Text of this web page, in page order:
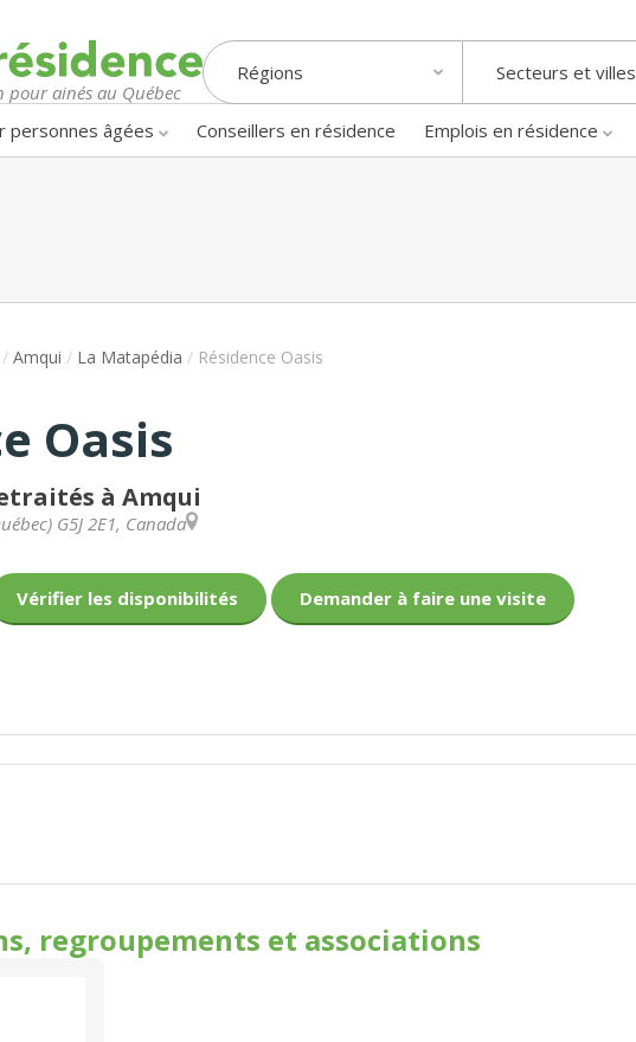
pour ainés au Québec
Régions Secteurs et villes
personnes âgées Conseillers en résidence Emplois en résidence
/ Amqui / La Matapédia / Résidence Oasis
Oasis
à Amqui
) G5J 2E1, Canada
Vérifier les disponibilités Demander à faire une visite
regroupements et associations